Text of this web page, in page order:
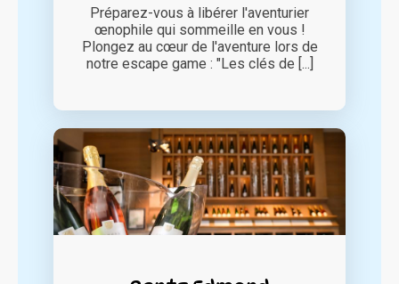
Préparez-vous à libérer l'aventurier
œnophile qui sommeille en vous !
Plongez au cœur de l'aventure lors de
notre escape game : "Les clés de [...]